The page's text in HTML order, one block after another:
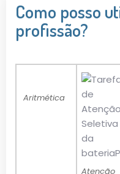
Como posso
profissão?
Aritmética
Atenção